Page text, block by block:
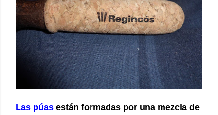
Las púas están formadas por una mezcla de